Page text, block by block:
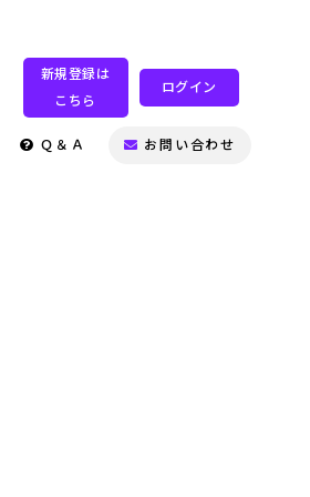
新規登録は
こちら
ログイン
Ｑ＆Ａ お問い合わせ